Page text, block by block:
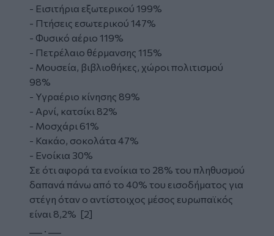
- Εισιτήρια εξωτερικού 199%
- Πτήσεις εσωτερικού 147%
- Φυσικό αέριο 119%
- Πετρέλαιο θέρμανσης 115%
- Μουσεία, βιβλιοθήκες, χώροι πολιτισμού
98%
- Υγραέριο κίνησης 89%
- Αρνί, κατσίκι 82%
- Μοσχάρι 61%
- Κακάο, σοκολάτα 47%
- Ενοίκια 30%
Σε ότι αφορά τα ενοίκια το 28% του πληθυσμού
δαπανά πάνω από το 40% του εισοδήματος για
στέγη όταν ο αντίστοιχος μέσος ευρωπαϊκός
είναι 8,2% [2]
___ . ___